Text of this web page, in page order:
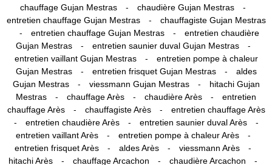
chauffage Gujan Mestras - chaudière Gujan Mestras -
entretien chauffage Gujan Mestras - chauffagiste Gujan Mestras
- entretien chauffage Gujan Mestras -
entretien chaudière
Gujan Mestras
- entretien saunier duval Gujan Mestras -
entretien vaillant Gujan Mestras -
entretien pompe à chaleur
Gujan Mestras
- entretien frisquet Gujan Mestras -
aldes
Gujan Mestras
- viessmann Gujan Mestras -
hitachi Gujan
Mestras
- chauffage Arès - chaudière Arès -
entretien
chauffage Arès
- chauffagiste Arès - entretien chauffage Arès
- entretien chaudière Arès - entretien saunier duval Arès -
entretien vaillant Arès - entretien pompe à chaleur Arès -
entretien frisquet Arès - aldes Arès - viessmann Arès -
hitachi Arès - chauffage Arcachon - chaudière Arcachon -